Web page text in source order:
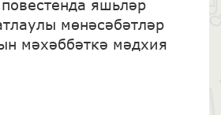
яшьләр
мө­нәсәбәтләр
мәхәббәткә мәдхия